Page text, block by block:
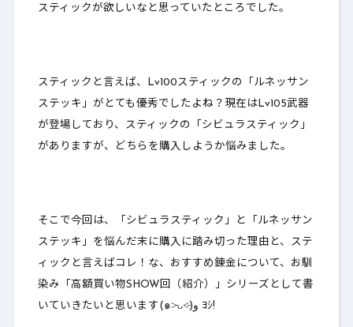
スティックが欲しいなと思っていたところでした。
スティックと言えば、Lv100スティックの「ルネッサン
ステッキ」がとても優秀でしたよね？現在はLv105武器
が登場しており、スティックの「シビュラスティック」
がありますが、どちらを購入しようか悩みました。
そこで今回は、「シビュラスティック」と「ルネッサン
ステッキ」を悩んだ末に購入に踏み切った理由と、ステ
ィックと言えばコレ！な、おすすめ錬金について、お馴
染み「高額買い物SHOW回（紹介）」シリーズとして書
いていきたいと思います(๑˃̵ᴗ˂̵)و ﾖｼ!